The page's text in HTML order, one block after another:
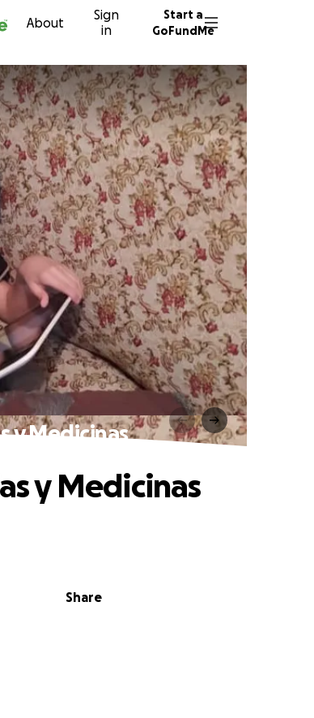
About
Sign
in
Start a
GoFundMe
y Medicinas
Share
y Medicinas